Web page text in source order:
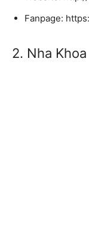
Fanpage:
2. Nha